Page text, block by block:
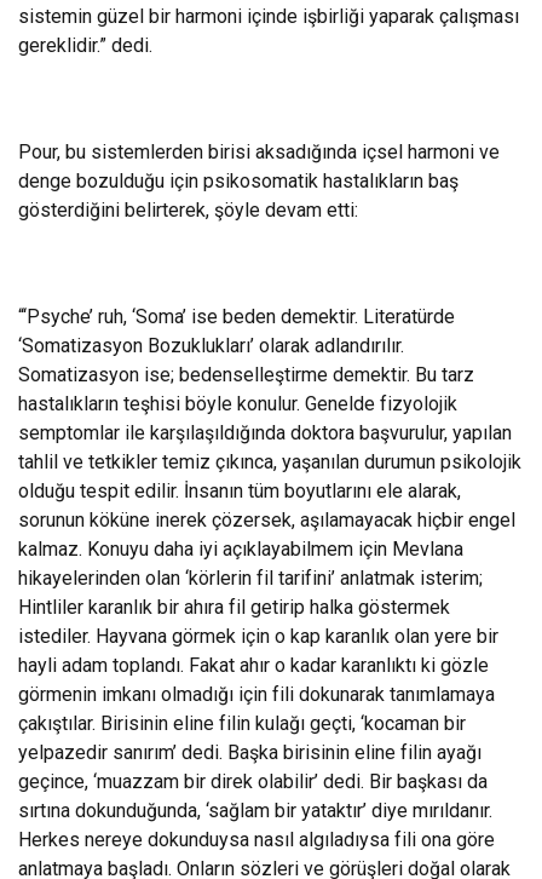
sistemin güzel bir harmoni içinde işbirliği yaparak çalışması
gereklidir.” dedi.
Pour, bu sistemlerden birisi aksadığında içsel harmoni ve
denge bozulduğu için psikosomatik hastalıkların baş
gösterdiğini belirterek, şöyle devam etti:
“‘Psyche’ ruh, ‘Soma’ ise beden demektir. Literatürde
‘Somatizasyon Bozuklukları’ olarak adlandırılır.
Somatizasyon ise; bedenselleştirme demektir. Bu tarz
hastalıkların teşhisi böyle konulur. Genelde fizyolojik
semptomlar ile karşılaşıldığında doktora başvurulur, yapılan
tahlil ve tetkikler temiz çıkınca, yaşanılan durumun psikolojik
olduğu tespit edilir. İnsanın tüm boyutlarını ele alarak,
sorunun köküne inerek çözersek, aşılamayacak hiçbir engel
kalmaz. Konuyu daha iyi açıklayabilmem için Mevlana
hikayelerinden olan ‘körlerin fil tarifini’ anlatmak isterim;
Hintliler karanlık bir ahıra fil getirip halka göstermek
istediler. Hayvana görmek için o kap karanlık olan yere bir
hayli adam toplandı. Fakat ahır o kadar karanlıktı ki gözle
görmenin imkanı olmadığı için fili dokunarak tanımlamaya
çakıştılar. Birisinin eline filin kulağı geçti, ‘kocaman bir
yelpazedir sanırım’ dedi. Başka birisinin eline filin ayağı
geçince, ‘muazzam bir direk olabilir’ dedi. Bir başkası da
sırtına dokunduğunda, ‘sağlam bir yataktır’ diye mırıldanır.
Herkes nereye dokunduysa nasıl algıladıysa fili ona göre
anlatmaya başladı. Onların sözleri ve görüşleri doğal olarak